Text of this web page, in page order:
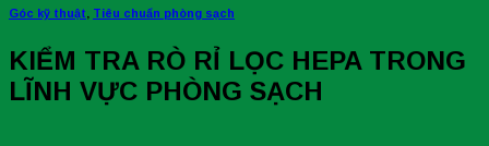
Góc kỹ thuật Tiêu chuẩn phòng sạch
KIỂM TRA RÒ RỈ LỌC HEPA TRONG
LĨNH VỰC PHÒNG SẠCH